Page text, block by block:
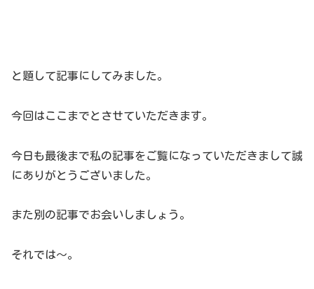
と題して記事にしてみました。
今回はここまでとさせていただきます。
今日も最後まで私の記事をご覧になっていただきまして誠
にありがとうございました。
また別の記事でお会いしましょう。
それでは～。